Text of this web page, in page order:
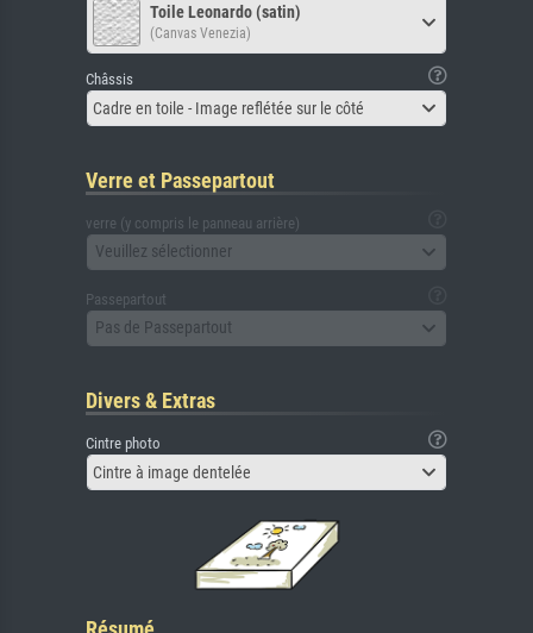
Toile Leonardo (satin)
(Canvas Venezia)
Châssis
Cadre en toile - Image reflétée sur le côté
Verre et Passepartout
verre (y compris le panneau arrière)
Veuillez sélectionner
Passepartout
Pas de Passepartout
Divers & Extras
Cintre photo
Cintre à image dentelée